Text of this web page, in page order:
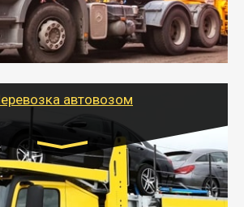
компания поможет
в порт и из порта
на контейнеровозе,
(открытых кузовах),
крепления.
автовозом
км. Рассчитывается
индивидуально